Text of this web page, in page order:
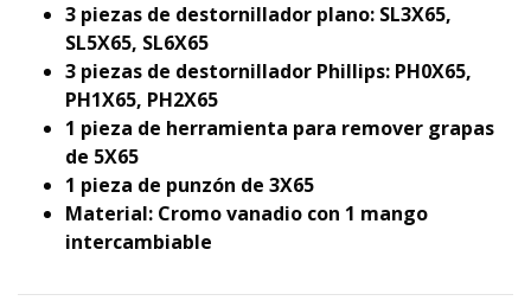
3 piezas de destornillador plano: SL3X65,
SL5X65, SL6X65
3 piezas de destornillador Phillips: PH0X65,
PH1X65, PH2X65
1 pieza de herramienta para remover grapas
de 5X65
1 pieza de punzón de 3X65
Material: Cromo vanadio con 1 mango
intercambiable